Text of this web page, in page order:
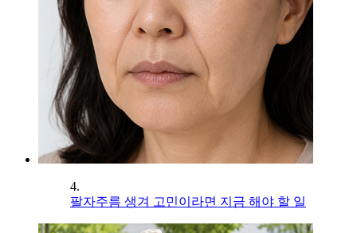
4.
팔자주름 생겨 고민이라면 지금 해야 할 일